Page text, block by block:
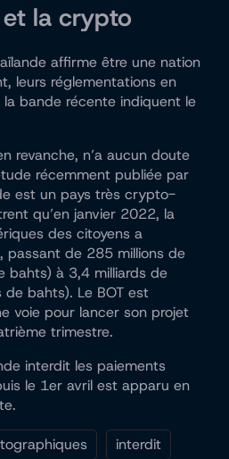
la crypto
affirme être une nation
leurs réglementations en
bande récente indiquent le
revanche, n’a aucun doute
récemment publiée par
est un pays très crypto-
qu’en janvier 2022, la
des citoyens a
de 285 millions de
bahts) à 3,4 milliards de
bahts). Le BOT est
voie pour lancer son projet
trimestre.
interdit les paiements
le 1er avril est apparu en
interdit